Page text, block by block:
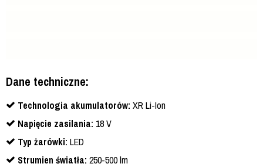
Dane techniczne:
Technologia akumulatorów: XR Li-Ion
Napięcie zasilania: 18 V
Typ żarówki: LED
Strumien światła: 250-500 lm